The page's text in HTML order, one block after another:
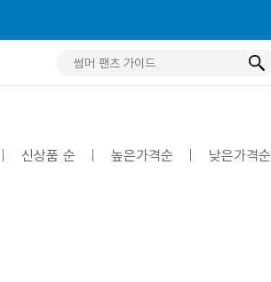
신상품 순 높은가격순 낮은가격순